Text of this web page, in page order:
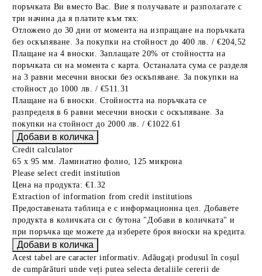
поръчката Ви вместо Вас. Вие я получавате и разполагате с
три начина да я платите към тях:
Отложено до 30 дни от момента на изпращане на поръчката
без оскъпяване. За покупки на стойност до 400 лв. / €204,52
Плащане на 4 вноски. Заплащате 20% от стойността на
поръчката си на момента с карта. Останалата сума се разделя
на 3 равни месечни вноски без оскъпяване. За покупки на
стойност до 1000 лв. / €511.31
Плащане на 6 вноски. Стойността на поръчката се
разпределя в 6 равни месечни вноски с оскъпяване. За
покупки на стойност до 2000 лв. / €1022.61
Credit calculator
65 x 95 мм. Ламинатно фолио, 125 микрона
Please select credit institution
Цена на продукта: €1.32
Extraction of information from credit institutions
Предоставената таблица е с информационна цел. Добавете
продукта в количката си с бутона "Добави в количката" и
при поръчка ще можете да изберете броя вноски на кредита.
Acest tabel are caracter informativ. Adăugați produsul în coșul
de cumpărături unde veți putea selecta detaliile cererii de